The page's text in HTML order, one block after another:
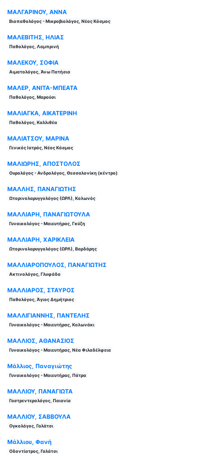
ΜΑΛΓΑΡΙΝΟΥ, ΑΝΝΑ
Βιοπαθολόγος - Μικροβιολόγος, Νέος Κόσμος
ΜΑΛΕΒΙΤΗΣ, ΗΛΙΑΣ
Παθολόγος, Λαμπρινή
ΜΑΛΕΚΟΥ, ΣΟΦΙΑ
Αιματολόγος, Άνω Πατήσια
ΜΑΛΕΡ, ΑΝΙΤΑ-ΜΠΕΑΤΑ
Παθολόγος, Μαρούσι
ΜΑΛΙΑΓΚΑ, ΑΙΚΑΤΕΡΙΝΗ
Παθολόγος, Καλλιθέα
ΜΑΛΙΑΤΣΟΥ, ΜΑΡΙΝΑ
Γενικός Ιατρός, Νέος Κόσμος
ΜΑΛΙΩΡΗΣ, ΑΠΟΣΤΟΛΟΣ
Ουρολόγος - Ανδρολόγος, Θεσσαλονίκη (κέντρο)
ΜΑΛΛΗΣ, ΠΑΝΑΓΙΩΤΗΣ
Ωτορινολαρυγγολόγος (ΩΡΛ), Κολωνός
ΜΑΛΛΙΑΡΗ, ΠΑΝΑΓΙΩΤΟΥΛΑ
Γυναικολόγος - Μαιευτήρας, Γκύζη
ΜΑΛΛΙΑΡΗ, ΧΑΡΙΚΛΕΙΑ
Ωτορινολαρυγγολόγος (ΩΡΛ), Βαρδάρης
ΜΑΛΛΙΑΡΟΠΟΥΛΟΣ, ΠΑΝΑΓΙΩΤΗΣ
Ακτινολόγος, Γλυφάδα
ΜΑΛΛΙΑΡΟΣ, ΣΤΑΥΡΟΣ
Παθολόγος, Άγιος Δημήτριος
ΜΑΛΛΙΓΙΑΝΝΗΣ, ΠΑΝΤΕΛΗΣ
Γυναικολόγος - Μαιευτήρας, Κολωνάκι
ΜΑΛΛΙΟΣ, ΑΘΑΝΑΣΙΟΣ
Γυναικολόγος - Μαιευτήρας, Νέα Φιλαδέλφεια
Μάλλιος, Παναγιώτης
Γυναικολόγος - Μαιευτήρας, Πάτρα
ΜΑΛΛΙΟΥ, ΠΑΝΑΓΙΩΤΑ
Γαστρεντερολόγος, Παιανία
ΜΑΛΛΙΟΥ, ΣΑΒΒΟΥΛΑ
Ογκολόγος, Γαλάτσι
Μάλλιου, Φανή
Οδοντίατρος, Γαλάτσι